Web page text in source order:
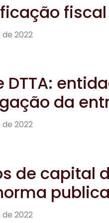
2022
DTTA:
da
2022
de capital
2022